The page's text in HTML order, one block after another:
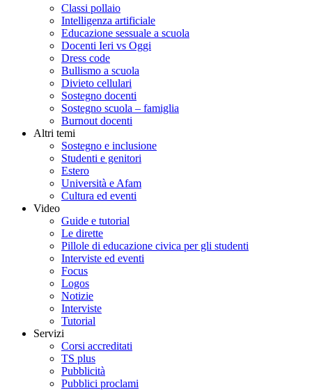
Classi pollaio
Intelligenza artificiale
Educazione sessuale a scuola
Docenti Ieri vs Oggi
Dress code
Bullismo a scuola
Divieto cellulari
Sostegno docenti
Sostegno scuola – famiglia
Burnout docenti
Altri temi
Sostegno e inclusione
Studenti e genitori
Estero
Università e Afam
Cultura ed eventi
Video
Guide e tutorial
Le dirette
Pillole di educazione civica per gli studenti
Interviste ed eventi
Focus
Logos
Notizie
Interviste
Tutorial
Servizi
Corsi accreditati
TS plus
Pubblicità
Pubblici proclami